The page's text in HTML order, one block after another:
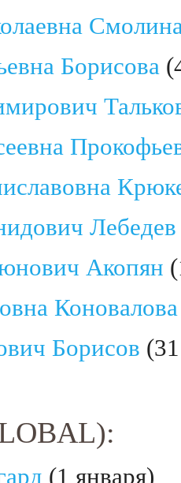
Борисова
Лебедев
Акопян
Коновалова
Борисов
(1 января)